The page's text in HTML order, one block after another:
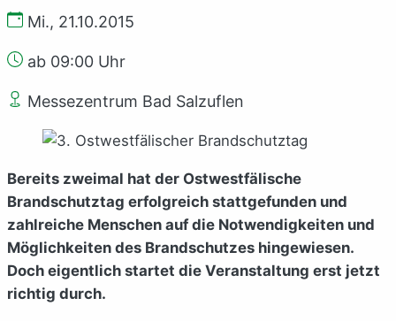
Mi., 21.10.2015
ab 09:00 Uhr
Messezentrum Bad Salzuflen
Bereits zweimal hat der Ostwestfälische
Brandschutztag erfolgreich stattgefunden und
zahlreiche Menschen auf die Notwendigkeiten und
Möglichkeiten des Brandschutzes hingewiesen.
Doch eigentlich startet die Veranstaltung erst jetzt
richtig durch.